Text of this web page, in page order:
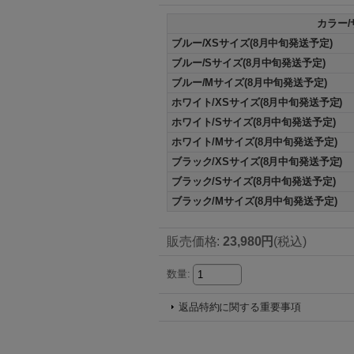
カラー/
ブルー/XSサイズ(8月中旬発送予定)
ブルー/Sサイズ(8月中旬発送予定)
ブルー/Mサイズ(8月中旬発送予定)
ホワイト/XSサイズ(8月中旬発送予定)
ホワイト/Sサイズ(8月中旬発送予定)
ホワイト/Mサイズ(8月中旬発送予定)
ブラック/XSサイズ(8月中旬発送予定)
ブラック/Sサイズ(8月中旬発送予定)
ブラック/Mサイズ(8月中旬発送予定)
販売価格: 23,980円 (税込)
数量:
返品特約に関する重要事項